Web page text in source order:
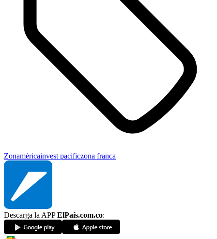
Zonaméricainvest pacificzona franca
Descarga la APPElPaís.com.co: